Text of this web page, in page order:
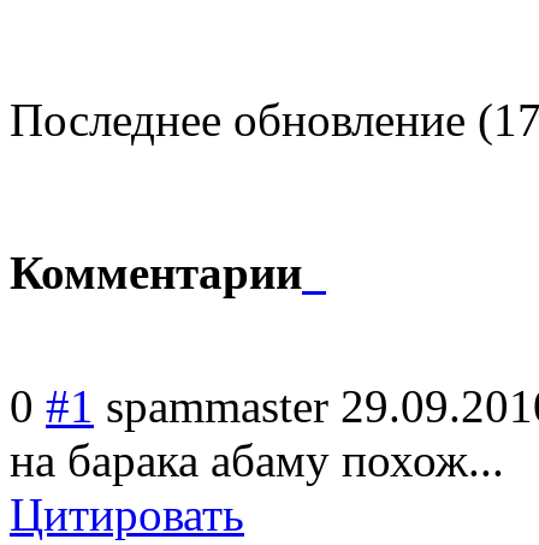
Последнее обновление
Комментарии
0 #1 spammaster
на барака абаму похож...
Цитировать